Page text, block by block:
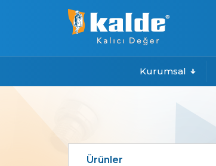
Kurumsal
Ürünler